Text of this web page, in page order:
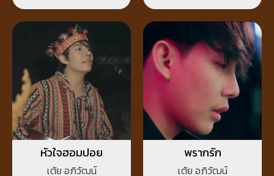
หัวใจฮอมปอย
เต้ย อภิวัฒน์
พรากรัก
เต้ย อภิวัฒน์